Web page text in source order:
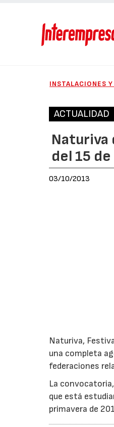
INSTALACIONES
ACTUALIDAD
Naturiva
del 15
03/10/2013
Naturiva,
una completa
federaciones
La
que está
primavera de